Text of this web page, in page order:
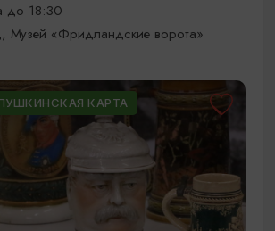
до 18:30
Музей «Фридландские ворота»
КАРТА